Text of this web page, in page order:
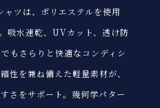
ャツは、ポリエステルを使用
吸水速乾、UVカット、透け防
もさらりと快適なコンディシ
性を兼ね備えた軽量素材が、
さをサポート。幾何学パター